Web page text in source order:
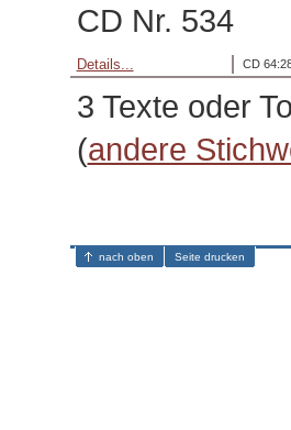
CD Nr. 534
CD
Details...
3 Texte oder
(andere
nach oben Seite drucken